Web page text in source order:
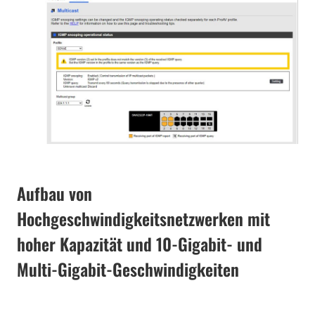
Aufbau von
Hochgeschwindigkeitsnetzwerken mit
hoher Kapazität und 10-Gigabit- und
Multi-Gigabit-Geschwindigkeiten